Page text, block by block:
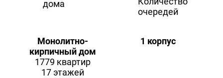
Монолитно-
кирпичный дом
1779 квартир
17 этажей
1 корпус